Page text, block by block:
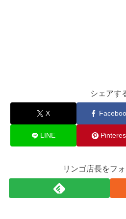
シェアす
X
LINE
リンゴ店長をフ